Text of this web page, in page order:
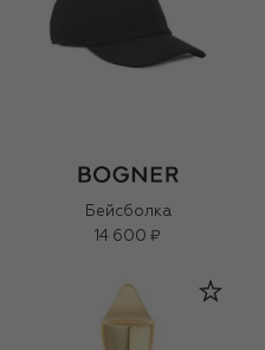
Бейсболка
14 600 ₽